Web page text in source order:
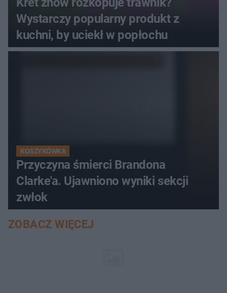
Wystarczy popularny produkt z
kuchni, by uciekł w popłochu
KOSZYKÓWKA
Przyczyna śmierci Brandona
Clarke'a. Ujawniono wyniki sekcji
zwłok
ZOBACZ WIĘCEJ